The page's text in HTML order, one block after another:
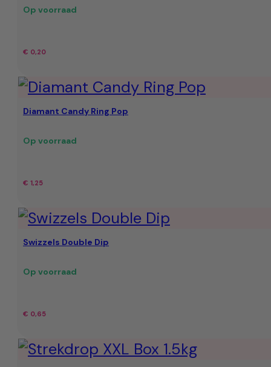
Op voorraad
€ 0,20
Diamant Candy Ring Pop
Op voorraad
€ 1,25
Swizzels Double Dip
Op voorraad
€ 0,65